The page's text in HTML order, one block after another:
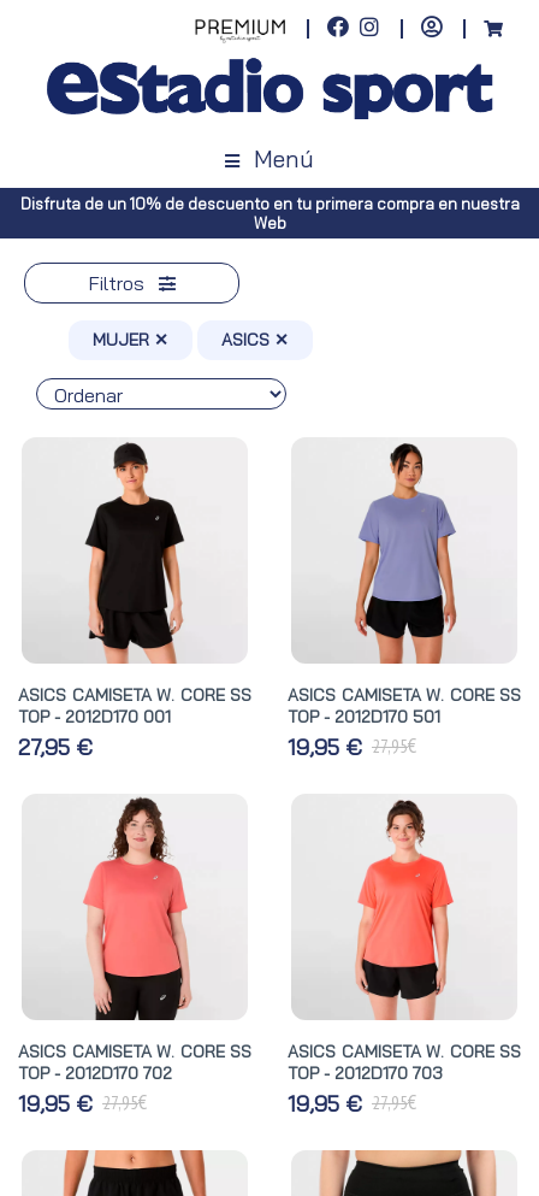
Menú
tu primera compra en nuestra
Envíos gratuitos a toda España
Filtros
MUJER ✕ ASICS ✕
ASICS CAMISETA W. CORE SS
TOP - 2012D170 001
27,95 €
ASICS CAMISETA W. CORE SS
TOP - 2012D170 501
19,95 € 27,95€
ASICS CAMISETA W. CORE SS
TOP - 2012D170 702
19,95 € 27,95€
ASICS CAMISETA W. CORE SS
TOP - 2012D170 703
19,95 € 27,95€